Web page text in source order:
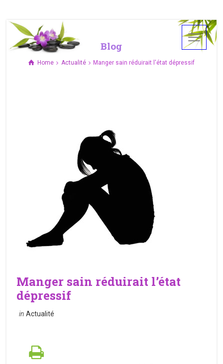
Blog
Home Actualité Manger sain réduirait l'état dépressif
Manger sain réduirait l’état
dépressif
inActualité